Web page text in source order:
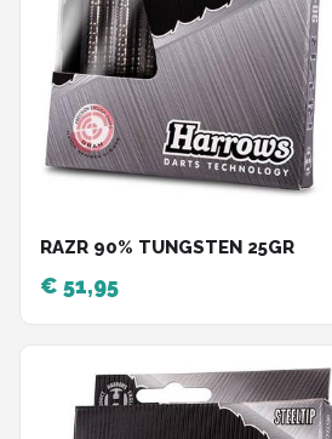
RAZR 90% TUNGSTEN 25GR
€ 51,95